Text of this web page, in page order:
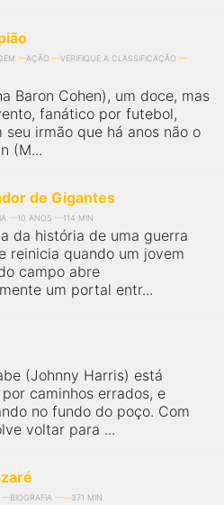
AÇÃO
VERIFIQUE A CLASSIFICAÇÃO
Baron Cohen), um doce, mas
fanático por futebol,
seu irmão que há anos não o
(M...
de Gigantes
10 ANOS 114 MIN
da história de uma guerra
reinicia quando um jovem
campo abre
um portal entr...
(Johnny Harris) está
caminhos errados, e
no fundo do poço. Com
voltar para ...
BIOGRAFIA 371 MIN